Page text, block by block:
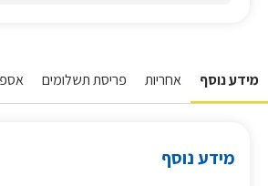
מידע נוסף אחריות פריסת תשלומים
מידע נוסף